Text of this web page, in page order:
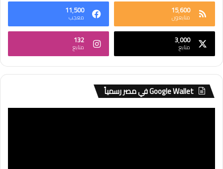
15٬600
متابعون
11٬500
معجب
3٬000
متابع
132
متابع
Google Wallet في مصر رسمياً